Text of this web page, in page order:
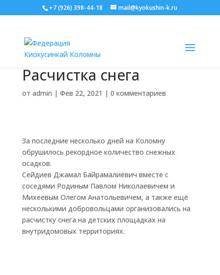
+7 (926) 398-44-18 mail@kyokushin-k.ru
Расчистка снега
от admin | Фев 22, 2021 | 0 комментариев
За последние несколько дней на Коломну
обрушилось рекордное количество снежных
осадков.
Сейдиев Джамал Байрамалиевич вместе с
соседями Родиным Павлом Николаевичем и
Михеевым Олегом Анатольевичем, а также ещё
несколькими добровольцами организовались на
расчистку снега на детских площадках на
внутридомовых территориях.